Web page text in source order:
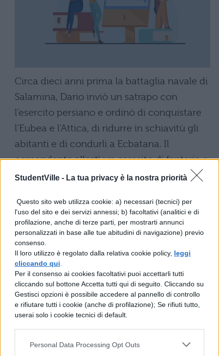
StudentVille - La tua privacy è la nostra priorità
Questo sito web utilizza cookie: a) necessari (tecnici) per
l'uso del sito e dei servizi annessi; b) facoltativi (analitici e di
profilazione, anche di terze parti, per mostrarti annunci
personalizzati in base alle tue abitudini di navigazione) previo
consenso.
Il loro utilizzo è regolato dalla relativa cookie policy, leggi
cliccando qui
Per il consenso ai cookies facoltativi puoi accettarli tutti
cliccando sul bottone Accetta tutti qui di seguito. Cliccando su
Gestisci opzioni è possibile accedere al pannello di controllo
e rifiutare tutti i cookie (anche di profilazione); Se rifiuti tutto,
userai solo i cookie tecnici di default.
Personal Data Processing Opt Outs
Circa dieci anni prima la battaglia navale di
Salamina, Dario inviò un satrapo con
l’esercito persiano e ordinò di conquistare
l’Eubea e l’Attica, di ridurre in schiavitù gli
abitanti e di condurli a Ecbatana. Il
comandante allestì un esercito di fanteria e
uno navale, fece salire i soldati sulle navi, e
sottomise l’isola e si diresse verso le altre
isole. Gli abitanti di Delo abbandonarono
l’isola e fuggirono a Tino. Il satrapo invece
ordinò di non approdare all’isola sacra, ma
di fronte, alla piccola isola Renea.